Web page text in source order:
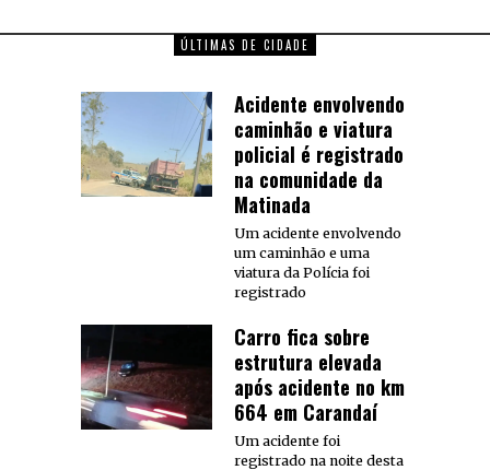
ÚLTIMAS DE CIDADE
Acidente envolvendo
caminhão e viatura
policial é registrado
na comunidade da
Matinada
Um acidente envolvendo
um caminhão e uma
viatura da Polícia foi
registrado
Carro fica sobre
estrutura elevada
após acidente no km
664 em Carandaí
Um acidente foi
registrado na noite desta